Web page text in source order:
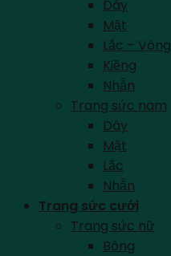
Dây
Mặt
Lắc – Vòng
Kiềng
Nhẫn
Trang sức nam
Dây
Mặt
Lắc
Nhẫn
Trang sức cưới
Trang sức nữ
Bông